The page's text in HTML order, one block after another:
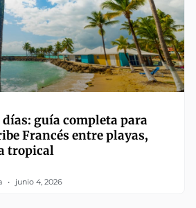
días: guía completa para
Francés entre playas,
tropical
junio 4, 2026